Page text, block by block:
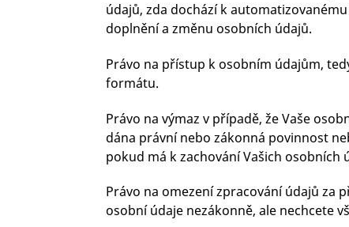
údajů, zda dochází k
doplnění a změnu osobních údajů.
Právo na přístup k osobním údajům,
formátu.
Právo na výmaz v případě, že Vaše
dána právní nebo zákonná povinnost
pokud má k zachování Vašich
Právo na omezení zpracování údajů za
osobní údaje nezákonně, ale nechcete